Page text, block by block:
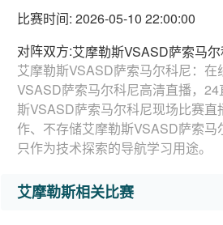
比赛时间: 2026-05-10 22:00:00
对阵双方:艾摩勒斯VSASD萨索马
艾摩勒斯VSASD萨索马尔科尼：在
VSASD萨索马尔科尼高清直播，
斯VSASD萨索马尔科尼现场比赛直
作、不存储艾摩勒斯VSASD萨索马
只作为技术探索的导航学习用途。
艾摩勒斯相关比赛